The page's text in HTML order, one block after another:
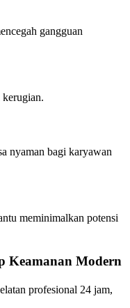
gangguan
kerugian.
nyaman bagi karyawan
meminimalkan potensi
Keamanan Modern
profesional 24 jam,